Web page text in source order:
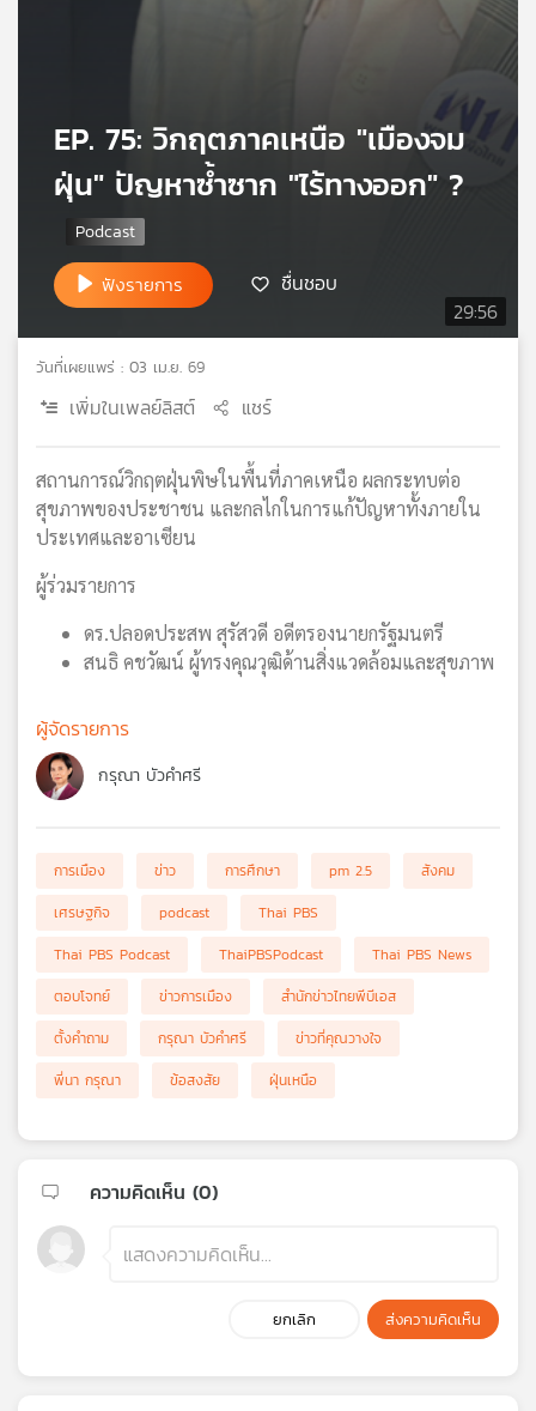
เครือ
แผนที่
วิทยุ
29:56
EP. 75: วิกฤตภาคเหนือ "เมืองจม
ฝุ่น" ปัญหาซ้ำซาก "ไร้ทางออก" ?
ฟังรายการ ชื่นชอบ
วันที่เผยแพร่ : 03 เม.ย. 69
เพิ่มในเพลย์ลิสต์ แชร์
สถานการณ์วิกฤตฝุ่นพิษในพื้นที่ภาคเหนือ ผลกระทบต่อ
สุขภาพของประชาชน และกลไกในการแก้ปัญหาทั้งภายใน
ประเทศและอาเซียน
ผู้ร่วมรายการ
ดร.ปลอดประสพ สุรัสวดี อดีตรองนายกรัฐมนตรี
สนธิ คชวัฒน์ ผู้ทรงคุณวุฒิด้านสิ่งแวดล้อมและสุขภาพ
ผู้จัดรายการ
กรุณา บัวคำศรี
การเมือง ข่าว การศึกษา pm 2.5
สังคม
เศรษฐกิจ
podcast
Thai PBS
Thai PBS Podcast
ThaiPBSPodcast
Thai PBS News
ตอบโจทย์
ข่าวการเมือง
สำนักข่าวไทยพีบีเอส
ตั้งคำถาม
กรุณา บัวคำศรี
ข่าวที่คุณวางใจ
พี่นา กรุณา
ข้อสงสัย ฝุ่นเหนือ
ความคิดเห็น (0)
ยกเลิก ส่งความคิดเห็น